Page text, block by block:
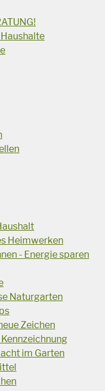
Heimwerken
- Energie sparen
Naturgarten
Zeichen
im Garten